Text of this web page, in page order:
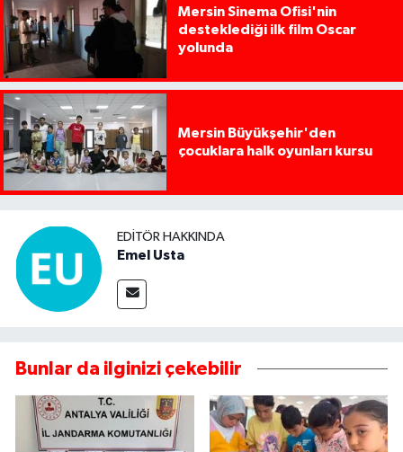
Mersin Sinema Ofisi'nin
desteklediği ilk film Oscar
yolunda
Mersin Büyükşehir'den
çocuklara halk oyunları kursu
EDITÖR HAKKINDA
Emel Usta
Bunlar da ilginizi çekebilir